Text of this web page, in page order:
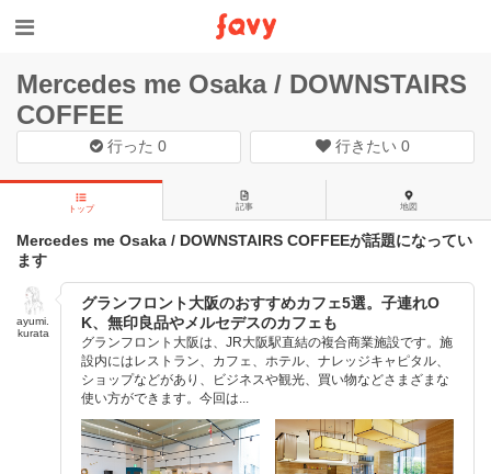
Mercedes me Osaka / DOWNSTAIRS
COFFEE
行った0 行きたい 0
トップ 記事 地図
Mercedes me Osaka / DOWNSTAIRS COFFEEが話題になってい
ます
ayumi.
kurata
グランフロント大阪のおすすめカフェ5選。子連れO
K、無印良品やメルセデスのカフェも
グランフロント大阪は、JR大阪駅直結の複合商業施設です。施
設内にはレストラン、カフェ、ホテル、ナレッジキャピタル、
ショップなどがあり、ビジネスや観光、買い物などさまざまな
使い方ができます。今回は...